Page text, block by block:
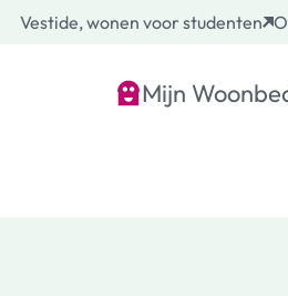
Vestide, wonen voor studenten
Mijn